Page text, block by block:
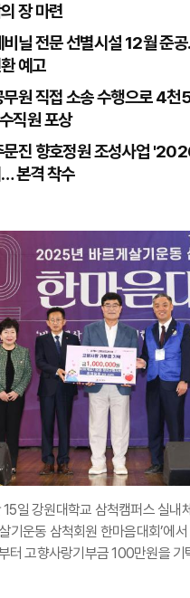
장 마련
비닐 전문 선별시설 12월 준
예고
무원 직접 소송 수행으로 4천
직원 포상
문진 향호정원 조성사업
본격 착수
일 강원대학교 삼척캠퍼스 실내
기운동 삼척회원 한마음대회’에
터 고향사랑기부금 100만원을